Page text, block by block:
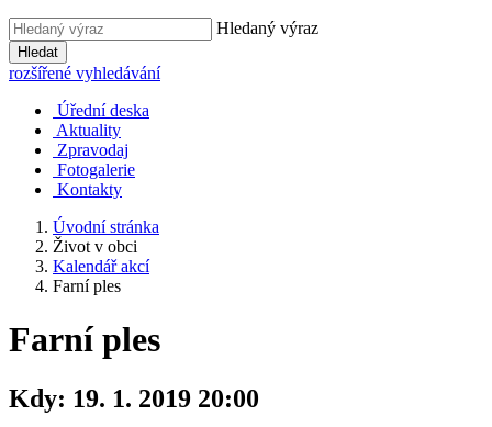
Hledaný výraz
Hledat
rozšířené vyhledávání
Úřední deska
Aktuality
Zpravodaj
Fotogalerie
Kontakty
Úvodní stránka
Život v obci
Kalendář akcí
Farní ples
Farní ples
Kdy: 19. 1. 2019 20:00